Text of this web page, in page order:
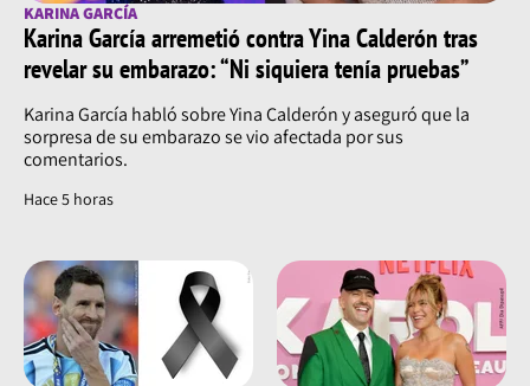
KARINA GARCÍA
Karina García arremetió contra Yina Calderón tras
revelar su embarazo: “Ni siquiera tenía pruebas”
Karina García habló sobre Yina Calderón y aseguró que la
sorpresa de su embarazo se vio afectada por sus
comentarios.
Hace 5 horas